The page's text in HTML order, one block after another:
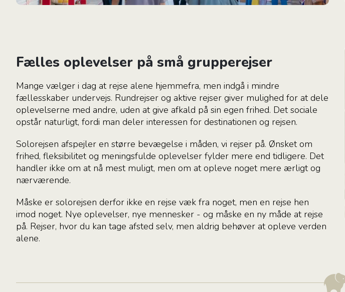
Fælles oplevelser på små grupperejser
Mange vælger i dag at rejse alene hjemmefra, men indgå i mindre
fællesskaber undervejs. Rundrejser og aktive rejser giver mulighed for at dele
oplevelserne med andre, uden at give afkald på sin egen frihed. Det sociale
opstår naturligt, fordi man deler interessen for destinationen og rejsen.
Solorejsen afspejler en større bevægelse i måden, vi rejser på. Ønsket om
frihed, fleksibilitet og meningsfulde oplevelser fylder mere end tidligere. Det
handler ikke om at nå mest muligt, men om at opleve noget mere ærligt og
nærværende.
Måske er solorejsen derfor ikke en rejse væk fra noget, men en rejse hen
imod noget. Nye oplevelser, nye mennesker - og måske en ny måde at rejse
på. Rejser, hvor du kan tage afsted selv, men aldrig behøver at opleve verden
alene.